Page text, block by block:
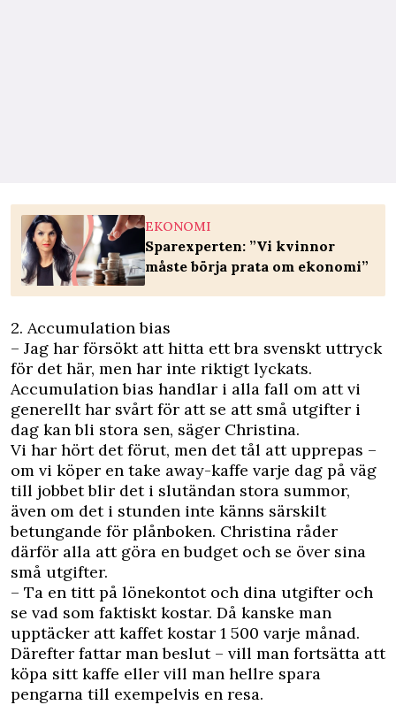
EKONOMI
Sparexperten: ”Vi kvinnor
måste börja prata om ekonomi”
2. Accumulation bias
– Jag har försökt att hitta ett bra svenskt uttryck
för det här, men har inte riktigt lyckats.
Accumulation bias handlar i alla fall om att vi
generellt har svårt för att se att små utgifter i
dag kan bli stora sen, säger Christina.
Vi har hört det förut, men det tål att upprepas –
om vi köper en take away-kaffe varje dag på väg
till jobbet blir det i slutändan stora summor,
även om det i stunden inte känns särskilt
betungande för plånboken. Christina råder
därför alla att göra en budget och se över sina
små utgifter.
– Ta en titt på lönekontot och dina utgifter och
se vad som faktiskt kostar. Då kanske man
upptäcker att kaffet kostar 1 500 varje månad.
Därefter fattar man beslut – vill man fortsätta att
köpa sitt kaffe eller vill man hellre spara
pengarna till exempelvis en resa.